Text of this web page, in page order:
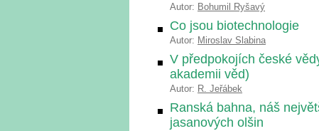
Autor: Bohumil Ryšavý
Co jsou biotechnologie
Autor: Miroslav Slabina
V předpokojích české
akademii věd)
Autor: R. Jeřábek
Ranská bahna, náš
jasanových olšin